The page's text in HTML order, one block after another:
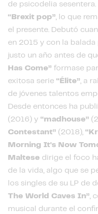
de psicodelia
“Brexit pop”, lo que
el presente. Debutó
en 2015 y con la balada
justo un año antes de
Has Come” formase
exitosa serie “Élite”, a
de jóvenes talentos
Desde entonces ha
(2016) y “madhouse”
Contestant” (2018),
Morning It's Now
Maltese dirige el foco
de la vida, algo que se
los singles de su LP de
The World Caves In”,
musical durante el